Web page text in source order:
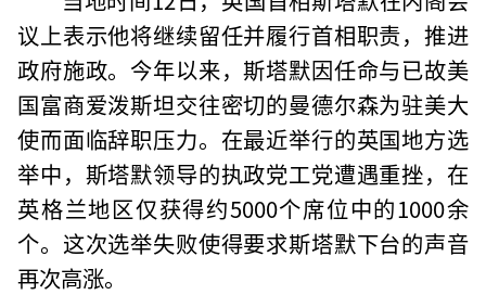
议上表示他将继续留任并履行首相职责，推进
政府施政。今年以来，斯塔默因任命与已故美
国富商爱泼斯坦交往密切的曼德尔森为驻美大
使而面临辞职压力。在最近举行的英国地方选
举中，斯塔默领导的执政党工党遭遇重挫，在
英格兰地区仅获得约5000个席位中的1000余
个。这次选举失败使得要求斯塔默下台的声音
再次高涨。